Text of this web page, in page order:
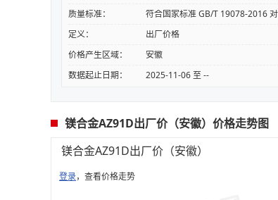
质量标准：
定义：
出厂价格
价格产生区域：
安徽
数据起止日期：
2025-11-06 至 --
镁合金AZ91D出厂价（安徽）价格走势图
镁合金AZ91D出厂价（安徽）
登录，查看价格走势